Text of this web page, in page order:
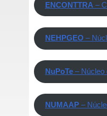
ENCONTTRA –
NEHPGEO –
NuPoTe– Núcleo
NUMAAP–